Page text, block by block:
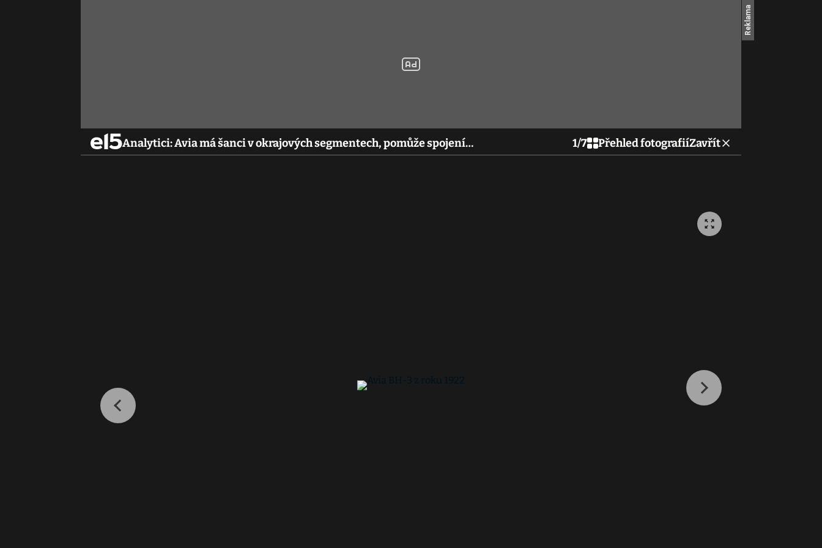
Analytici: Avia má šanci v okrajových segmentech, pomůže spojení… 1/7 Přehled fotografiíZavřít